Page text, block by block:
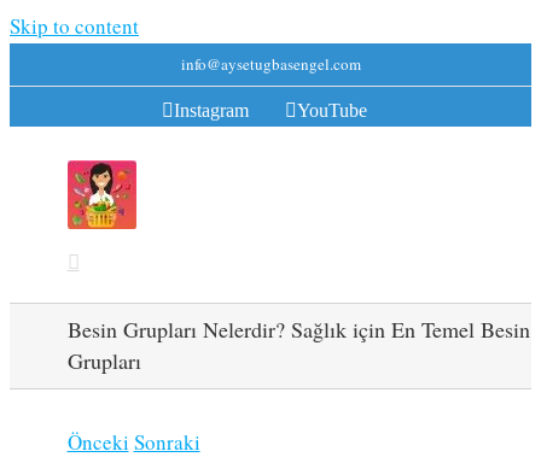
Skip to content
info@aysetugbasengel.com
Instagram YouTube
Besin Grupları Nelerdir? Sağlık için En Temel Besin
Grupları
Önceki Sonraki